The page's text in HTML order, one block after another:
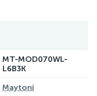
MT-MOD070WL-
L6B3K
Maytoni